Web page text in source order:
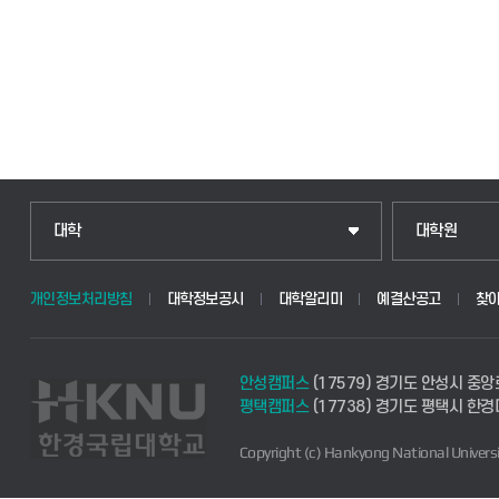
대학 대학원
개인정보처리방침 대학정보공시 대학알리미 예결산공고 찾
안성캠퍼스(17579) 경기도 안성시 중
평택캠퍼스(17738) 경기도 평택시 한
Copyright (c) Hankyong National